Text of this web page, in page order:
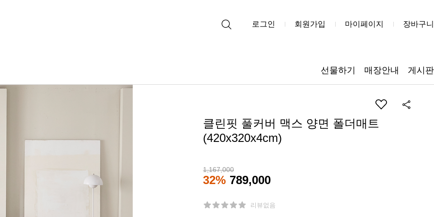
로그인 회원가입 마이페이지 장바구니
선물하기 매장안내 게시판
클린핏 풀커버 맥스 양면 폴더매트
(420x320x4cm)
1,167,000
32% 789,000
리뷰없음